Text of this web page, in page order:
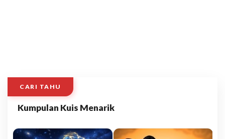
CARI TAHU
Kumpulan Kuis Menarik